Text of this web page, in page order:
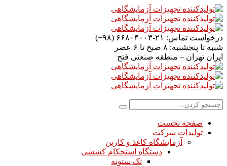
درخواست تماس: ۲۱-۶۶۸۰۴۰۰۳ (۹۸+)
شنبه تا پنجشنبه: ۸ صبح تا ۶ عصر
ایران تهران – منطقه صنعتی فتح
صفحه نخست
تولیدات شرکت
آزمایشگاه کاغذ و کارتن
دستگاه استحکام کششی
تک ستونه